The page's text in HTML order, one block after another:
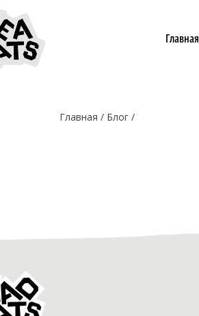
Главная
Главная Блог